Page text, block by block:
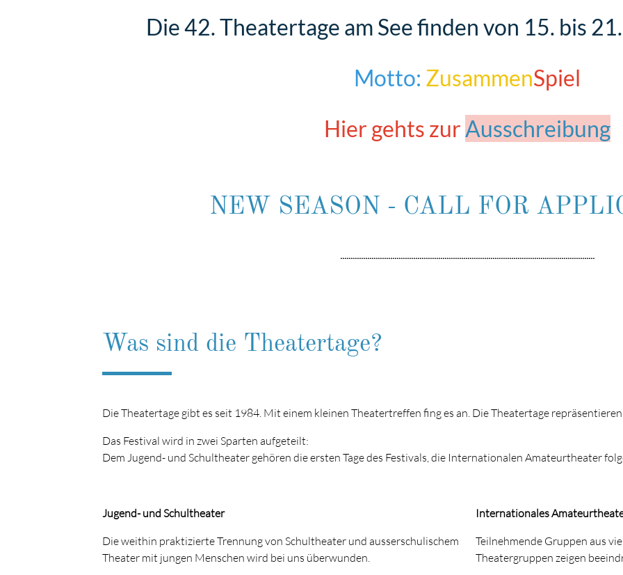
Die 42. Theatertage am See finden von 15. bis
Motto: ZusammenSpiel
Hier gehts zurAusschreibung
NEW SEASON - CALL FOR
..........................................................................................................................
Was sind die Theatertage?
Die Theatertage gibt es seit 1984. Mit einem kleinen Theatertreffen fing es an. Die Theatertage
Das Festival wird in zwei Sparten aufgeteilt:
Dem Jugend- und Schultheater gehören die ersten Tage des Festivals, die Internationalen Amateurtheater
Jugend- und Schultheater
Die weithin praktizierte Trennung von Schultheater und ausserschulischem
Theater mit jungen Menschen wird bei uns überwunden.
Internationales
Teilnehmende Gruppen aus
Theatergruppen zeigen